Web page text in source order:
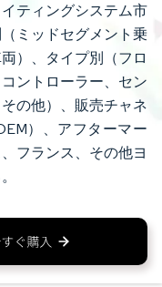
ティングシステム市
ミッドセグメント乗
）、タイプ別（フロ
ントローラー、セン
の他）、販売チャネ
）、アフターマー
フランス、その他ヨ